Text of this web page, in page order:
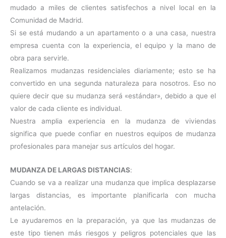
mudado a miles de clientes satisfechos a nivel local en la
Comunidad de Madrid.
Si se está mudando a un apartamento o a una casa, nuestra
empresa cuenta con la experiencia, el equipo y la mano de
obra para servirle.
Realizamos mudanzas residenciales diariamente; esto se ha
convertido en una segunda naturaleza para nosotros. Eso no
quiere decir que su mudanza será «estándar», debido a que el
valor de cada cliente es individual.
Nuestra amplia experiencia en la mudanza de viviendas
significa que puede confiar en nuestros equipos de mudanza
profesionales para manejar sus artículos del hogar.
MUDANZA DE LARGAS DISTANCIAS:
Cuando se va a realizar una mudanza que implica desplazarse
largas distancias, es importante planificarla con mucha
antelación.
Le ayudaremos en la preparación, ya que las mudanzas de
este tipo tienen más riesgos y peligros potenciales que las